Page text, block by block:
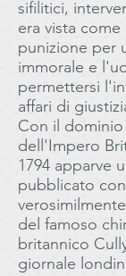
sifilitici,
era vista come
punizione per
immorale e
permettersi
affari di
Con il
dell'Impero
1794 apparve
pubblicato
del famoso
britannico
giornale